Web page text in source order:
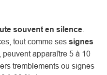
souvent en silence
tout comme ses signes
peuvent apparaître 5 à 10
tremblements ou signes